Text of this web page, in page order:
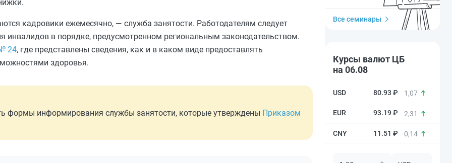
кадровики ежемесячно, — служба занятости. Работодателям следует
инвалидов в порядке, предусмотренном региональным законодательством.
24, где представлены сведения, как и в каком виде предоставлять
здоровья.
формы информирования службы занятости, которые утверждены Приказом
Все семинары
Курсы валют ЦБ
на 06.08
80.93 ₽ 1,07
93.19 ₽ 2,31
11.51 ₽ 0,14